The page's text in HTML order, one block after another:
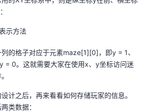
示方法
列的格子对应于元素maze[1][0]，即y = 1、
y = 0。这就需要大家在使用x、 y坐标访问迷
计之后，再来看看如何存储玩家的信息。
类数据：